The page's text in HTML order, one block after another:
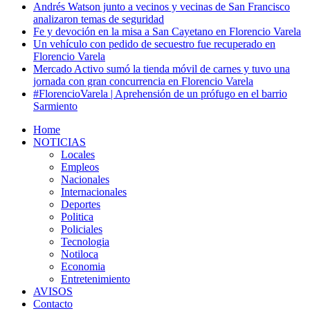
Andrés Watson junto a vecinos y vecinas de San Francisco
analizaron temas de seguridad
Fe y devoción en la misa a San Cayetano en Florencio Varela
Un vehículo con pedido de secuestro fue recuperado en
Florencio Varela
Mercado Activo sumó la tienda móvil de carnes y tuvo una
jornada con gran concurrencia en Florencio Varela
#FlorencioVarela | Aprehensión de un prófugo en el barrio
Sarmiento
Home
NOTICIAS
Locales
Empleos
Nacionales
Internacionales
Deportes
Politica
Policiales
Tecnologia
Notiloca
Economia
Entretenimiento
AVISOS
Contacto